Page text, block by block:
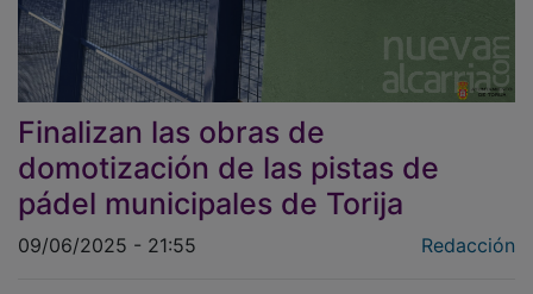
Finalizan las obras de
domotización de las pistas de
pádel municipales de Torija
09/06/2025 - 21:55